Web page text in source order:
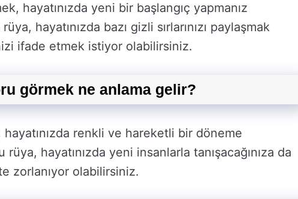
hayatınızda yeni bir başlangıç yapmanız
hayatınızda bazı gizli sırlarınızı paylaşmak
ifade etmek istiyor olabilirsiniz.
görmek ne anlama gelir?
renkli ve hareketli bir döneme
hayatınızda yeni insanlarla tanışacağınıza da
zorlanıyor olabilirsiniz.